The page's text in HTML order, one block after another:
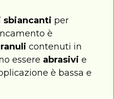
per
è
contenuti in
essere abrasivi e
è bassa e